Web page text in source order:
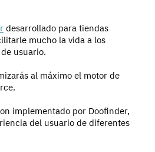
desarrollado para tiendas
mucho la vida a los
usuario.
al máximo el motor de
implementado por Doofinder,
del usuario de diferentes